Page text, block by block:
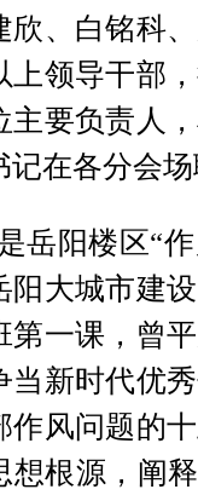
欣、白铭科
上领导干部
主要负责人
记在各分会
岳阳楼区“
阳大城市建
第一课，曾
当新时代优
作风问题的
想根源，阐